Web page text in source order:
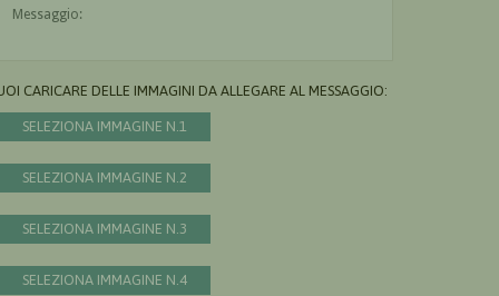
CARICARE DELLE IMMAGINI DA ALLEGARE AL MESSAGGIO:
SELEZIONA IMMAGINE N.1
SELEZIONA IMMAGINE N.2
SELEZIONA IMMAGINE N.3
SELEZIONA IMMAGINE N.4